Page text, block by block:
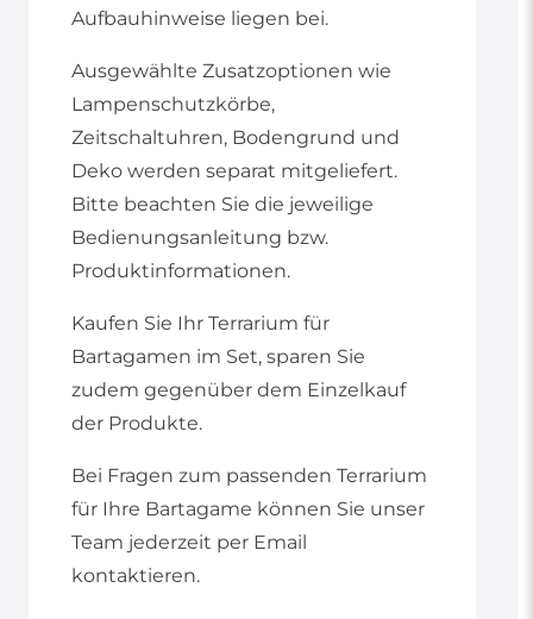
Aufbauhinweise liegen bei.
Ausgewählte Zusatzoptionen wie
Lampenschutzkörbe,
Zeitschaltuhren, Bodengrund und
Deko werden separat mitgeliefert.
Bitte beachten Sie die jeweilige
Bedienungsanleitung bzw.
Produktinformationen.
Kaufen Sie Ihr Terrarium für
Bartagamen im Set, sparen Sie
zudem gegenüber dem Einzelkauf
der Produkte.
Bei Fragen zum passenden Terrarium
für Ihre Bartagame können Sie unser
Team jederzeit per Email
kontaktieren.